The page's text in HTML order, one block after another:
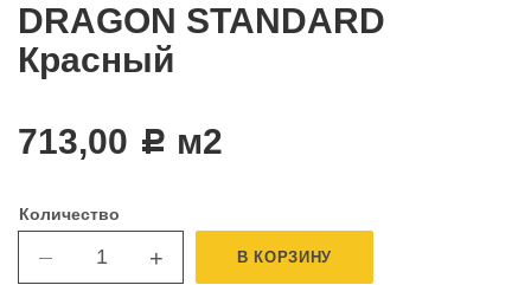
DRAGON STANDARD
Красный
713,00 c м2
Количество
— + В КОРЗИНУ